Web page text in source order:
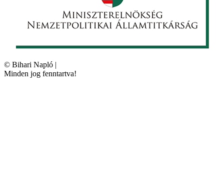
© Bihari Napló |
Minden jog fenntartva!